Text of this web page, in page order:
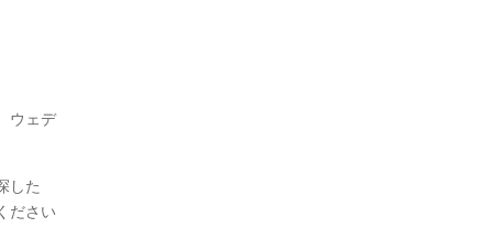
ウェデ
した
ださい